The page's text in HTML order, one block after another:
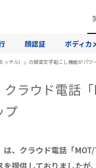
顔認証 ボディカ
テル）」の録音文字起こし機能がパワ
ラウド電話
プ
、クラウド電話「
提供しておりました